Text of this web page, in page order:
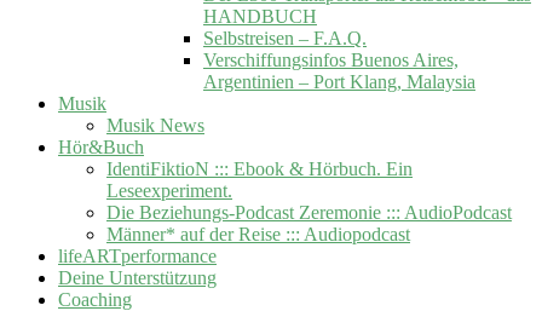
HANDBUCH
Selbstreisen – F.A.Q.
Verschiffungsinfos Buenos Aires,
Argentinien – Port Klang, Malaysia
Musik
Musik News
Hör&Buch
IdentiFiktioN ::: Ebook & Hörbuch. Ein
Leseexperiment.
Die Beziehungs-Podcast Zeremonie ::: AudioPodcast
Männer* auf der Reise ::: Audiopodcast
lifeARTperformance
Deine Unterstützung
Coaching